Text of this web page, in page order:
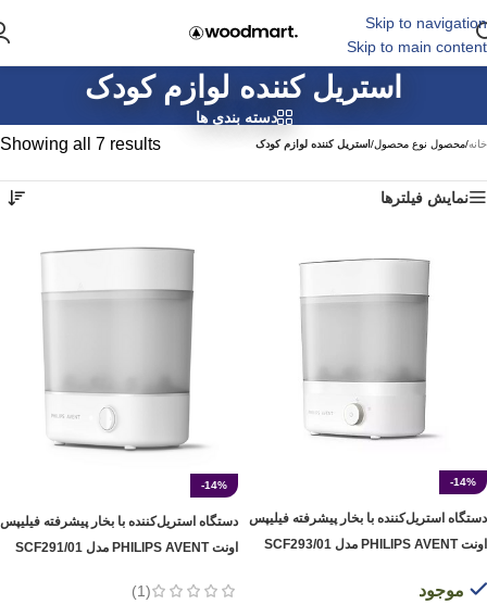
Skip to navigation
Skip to main content
استریل کننده لوازم کودک
دسته بندی ها
خانه/محصول نوع محصول/ استریل کننده لوازم کودک Showing all 7 results
نمایش فیلترها
-14%
دستگاه استریل‌کننده با بخار پیشرفته فیلیپس
اونت PHILIPS AVENT مدل SCF293/01
موجود
-14%
دستگاه استریل‌کننده با بخار پیشرفته فیلیپس
اونت PHILIPS AVENT مدل SCF291/01
(1)